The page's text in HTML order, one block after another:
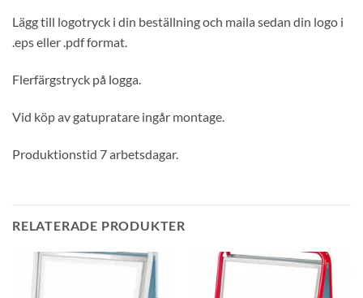
Lägg till logotryck i din beställning och maila sedan din logo i
.eps eller .pdf format.
Flerfärgstryck på logga.
Vid köp av gatupratare ingår montage.
Produktionstid 7 arbetsdagar.
RELATERADE PRODUKTER